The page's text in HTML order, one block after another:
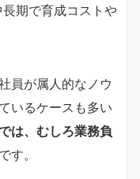
期で育成コストや
員が属人的なノウ
いるケースも多い
は、むしろ業務負
す。